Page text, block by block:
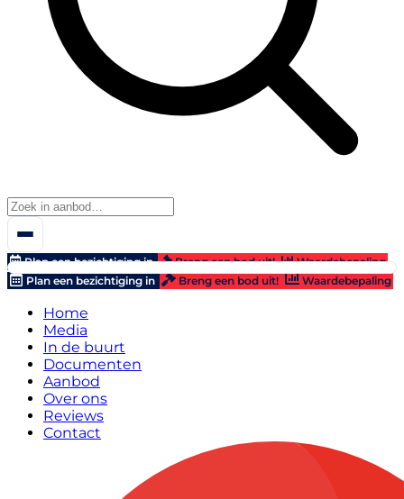
Plan een bezichtiging in Breng een bod uit!
Waardebepaling
Plan een bezichtiging in
Breng een bod uit! Waardebepaling
Home
Media
In de buurt
Documenten
Aanbod
Over ons
Reviews
Contact